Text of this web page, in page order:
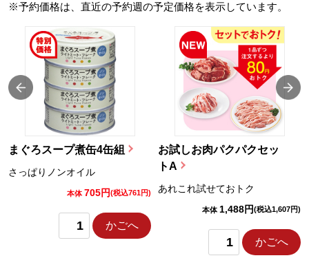
※予約価格は、直近の予約週の予定価格を表示しています。
まぐろスープ煮缶4缶組
さっぱりノンオイル
本体 705円(税込761円)
かごへ
お試しお肉パクパクセッ
トA
あれこれ試せておトク
本体 1,488円(税込1,607円)
かごへ